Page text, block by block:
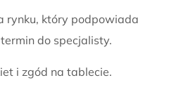
rynku, który podpowiada
do specjalisty.
i zgód na tablecie.